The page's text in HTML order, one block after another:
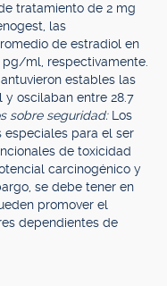
tratamiento de 2 mg
las
de estradiol en
ml, respectivamente.
estables las
oscilaban entre 28.7
sobre seguridad: Los
especiales para el ser
de toxicidad
carcinogénico y
se debe tener en
promover el
dependientes de